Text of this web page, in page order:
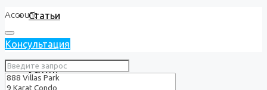
Статьи
Услуги
Account
Консультация